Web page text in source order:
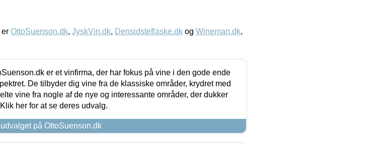
OttoSuenson.dk, JyskVin.dk, Densidsteflaske.dk og Wineman.dk,
er et vinfirma, der har fokus på vine i den gode ende
De tilbyder dig vine fra de klassiske områder, krydret med
vine fra nogle af de nye og interessante områder, der dukker
her for at se deres udvalg.
på OttoSuenson.dk